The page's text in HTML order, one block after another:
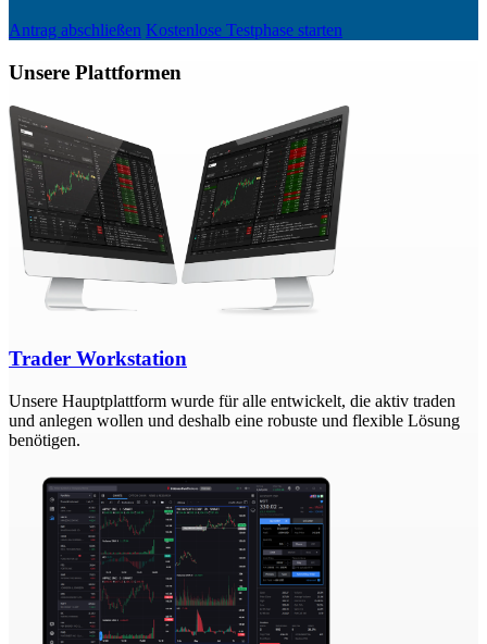
Antrag abschließen Kostenlose Testphase starten
Unsere Plattformen
Trader Workstation
Unsere Hauptplattform wurde für alle entwickelt, die aktiv traden
und anlegen wollen und deshalb eine robuste und flexible Lösung
benötigen.